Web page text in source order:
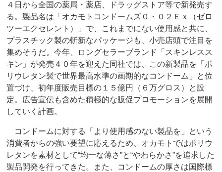
４日から全国の薬局・薬店、ドラッグストア等で新発売す
る。製品名は「オカモトコンドームズ０・０２Ｅｘ（ゼロ
ツーエクセレント）」で、これまでにない使用感と共に、
プラスチック製の斬新なパッケージも、小売店頭で注目を
集めそうだ。今年、ロングセラーブランド「スキンレスス
キン」が発売４０年を迎えた同社では、この新製品を「ポ
リウレタン製で世界最高水準の画期的なコンドーム」と位
置づけ、初年度販売目標の１５億円（６万グロス）と設
定。広告宣伝も含めた積極的な販促プロモーションを展開
していく計画。
コンドームに対する「より使用感のない製品を」という
消費者からの強い要望に応えるため、オカモトではポリウ
レタンを素材として“均一な薄さ”と“やわらかさ”を追求した
製品開発を行ってきた。また、コンドームの厚さは国際標